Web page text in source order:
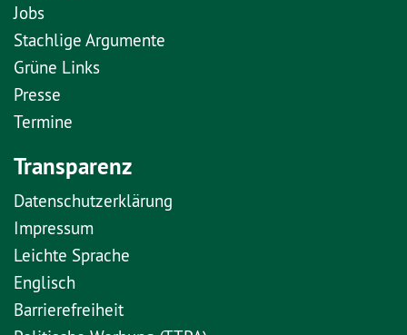
Jobs
Stachlige Argumente
Grüne Links
Presse
Termine
Transparenz
Datenschutzerklärung
Impressum
Leichte Sprache
Englisch
Barrierefreiheit